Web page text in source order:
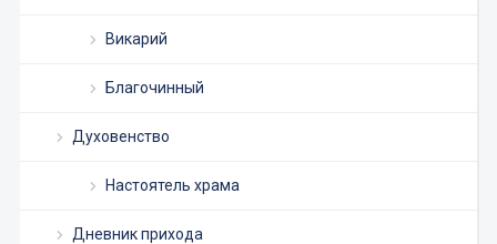
Викарий
Благочинный
Духовенство
Настоятель храма
Дневник прихода